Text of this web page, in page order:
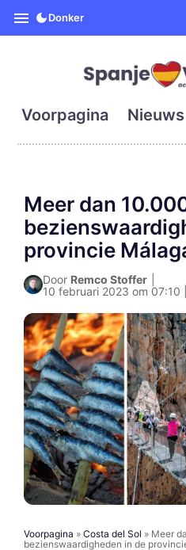
SpanjeVandaag
Donker
Voorpagina Nieuws
Meer dan
provincie
Door Remco Stoffer
10 februari 2023 om 07:10
Voorpagina » Costa del Sol » Meer
bezienswaardigheden in de